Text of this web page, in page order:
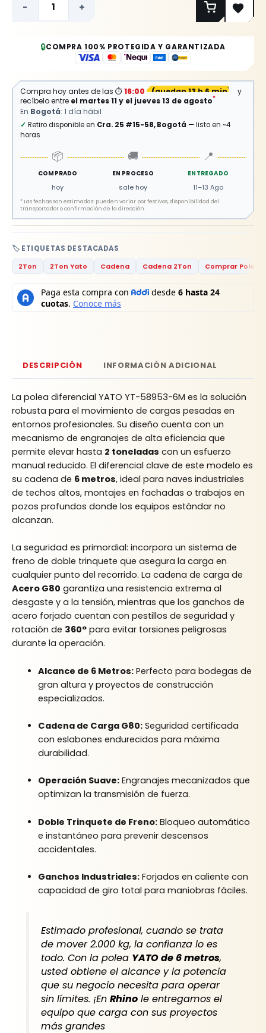
- +
🏷️ ETIQUETAS DESTACADAS
2Ton
2Ton Yato Cadena Cadena 2Ton Comprar Polea
🔒COMPRA 100% PROTEGIDA Y GARANTIZADA
Compra hoy antes de las ⏱ 16:00 (quedan 13 h 6 min)
y
recíbelo entre el martes 11 y el jueves 13 de agosto*
En Bogotá: 1 día hábil
✓ Retiro disponible en Cra. 25 #15-58, Bogotá — listo en ~4
horas
📦
COMPRADO
hoy
🚚
EN PROCESO
sale hoy
📍
ENTREGADO
11–13 Ago
* Las fechas son estimadas: pueden variar por festivos, disponibilidad del
transportador o confirmación de la dirección.
DESCRIPCIÓN INFORMACIÓN ADICIONAL
La polea diferencial YATO YT-58953-6M es la solución
robusta para el movimiento de cargas pesadas en
entornos profesionales. Su diseño cuenta con un
mecanismo de engranajes de alta eficiencia que
permite elevar hasta 2 toneladas con un esfuerzo
manual reducido. El diferencial clave de este modelo es
su cadena de 6 metros, ideal para naves industriales
de techos altos, montajes en fachadas o trabajos en
pozos profundos donde los equipos estándar no
alcanzan.
La seguridad es primordial: incorpora un sistema de
freno de doble trinquete que asegura la carga en
cualquier punto del recorrido. La cadena de carga de
Acero G80 garantiza una resistencia extrema al
desgaste y a la tensión, mientras que los ganchos de
acero forjado cuentan con pestillos de seguridad y
rotación de 360° para evitar torsiones peligrosas
durante la operación.
Alcance de 6 Metros:Perfecto para bodegas de
gran altura y proyectos de construcción
especializados.
Cadena de Carga G80:Seguridad certificada
con eslabones endurecidos para máxima
durabilidad.
Operación Suave:Engranajes mecanizados que
optimizan la transmisión de fuerza.
Doble Trinquete de Freno:Bloqueo automático
e instantáneo para prevenir descensos
accidentales.
Ganchos Industriales:Forjados en caliente con
capacidad de giro total para maniobras fáciles.
Estimado profesional, cuando se trata
de mover 2.000 kg, la confianza lo es
todo. Con la polea YATO de 6 metros,
usted obtiene el alcance y la potencia
que su negocio necesita para operar
sin límites. ¡EnRhino le entregamos el
equipo que carga con sus proyectos
más grandes